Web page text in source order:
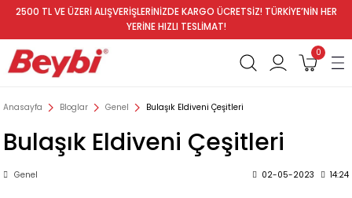
2500 TL VE ÜZERİ ALIŞVERİŞLERİNİZDE KARGO ÜCRETSİZ! TÜRKİYE’NİN HER
YERİNE HIZLI TESLİMAT!
0
Anasayfa Bloglar Genel Bulaşık Eldiveni Çeşitleri
Bulaşık Eldiveni Çeşitleri
Genel 02-05-2023 14:24